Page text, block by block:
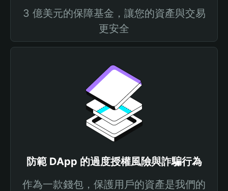
3 億美元的保障基金，讓您的資產與交易
更安全
防範 DApp 的過度授權風險與詐騙行為
作為一款錢包，保護用戶的資產是我們的